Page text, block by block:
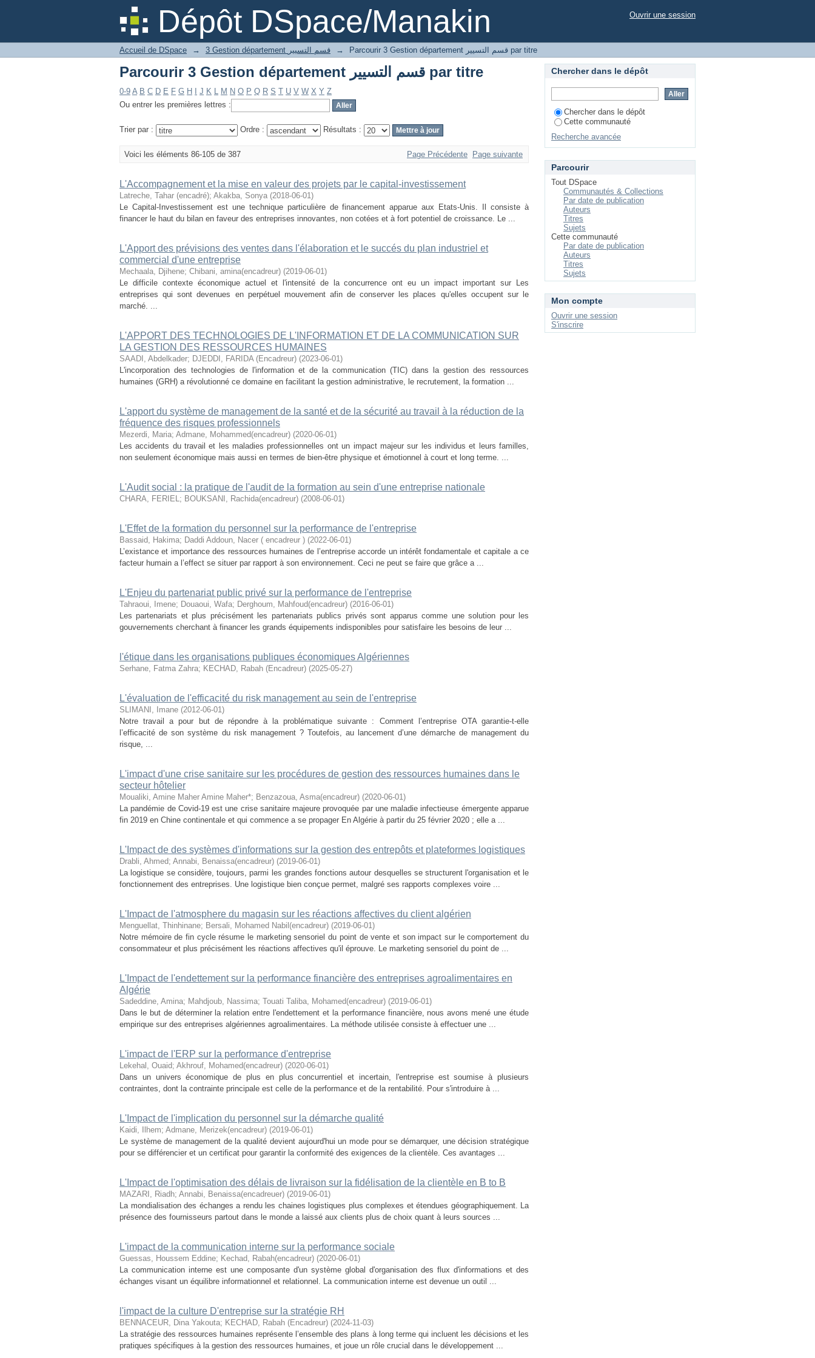
Dépôt DSpace/Manakin
Parcourir 3 Gestion département قسم التسيير par titre Ouvrir une session
Accueil de DSpace → 3 Gestion département قسم التسيير → Parcourir 3 Gestion département قسم التسيير par titre
Parcourir 3 Gestion département قسم التسيير par titre
0-9 A B C D E F G H J K L M N O P Q R S T U V W X Y Z
Ou entrer les premières lettres :
Trier par : Ordre : Résultats :
Voici les éléments 86-105 de 387 Page Précédente Page suivante
L'Accompagnement et la mise en valeur des projets par le capital-investissement
Latreche, Tahar (encadré); Akakba, Sonya (2018-06-01)
Le Capital-Investissement est une technique particulière de financement apparue aux Etats-Unis. Il consiste à
financer le haut du bilan en faveur des entreprises innovantes, non cotées et à fort potentiel de croissance. Le ...
L'Apport des prévisions des ventes dans l'élaboration et le succés du plan industriel et
commercial d'une entreprise
Mechaala, Djihene; Chibani, amina(encadreur) (2019-06-01)
Le difficile contexte économique actuel et l'intensité de la concurrence ont eu un impact important sur Les
entreprises qui sont devenues en perpétuel mouvement afin de conserver les places qu'elles occupent sur le
marché. ...
L'APPORT DES TECHNOLOGIES DE L'INFORMATION ET DE LA COMMUNICATION SUR
LA GESTION DES RESSOURCES HUMAINES
SAADI, Abdelkader; DJEDDI, FARIDA (Encadreur) (2023-06-01)
L'incorporation des technologies de l'information et de la communication (TIC) dans la gestion des ressources
humaines (GRH) a révolutionné ce domaine en facilitant la gestion administrative, le recrutement, la formation ...
L'apport du système de management de la santé et de la sécurité au travail à la réduction de la
fréquence des risques professionnels
Mezerdi, Maria; Admane, Mohammed(encadreur) (2020-06-01)
Les accidents du travail et les maladies professionnelles ont un impact majeur sur les individus et leurs familles,
non seulement économique mais aussi en termes de bien-être physique et émotionnel à court et long terme. ...
L'Audit social : la pratique de l'audit de la formation au sein d'une entreprise nationale
CHARA, FERIEL; BOUKSANI, Rachida(encadreur) (2008-06-01)
L'Effet de la formation du personnel sur la performance de l'entreprise
Bassaid, Hakima; Daddi Addoun, Nacer ( encadreur ) (2022-06-01)
L’existance et importance des ressources humaines de l’entreprise accorde un intérêt fondamentale et capitale a ce
facteur humain a l’effect se situer par rapport à son environnement. Ceci ne peut se faire que grâce a ...
L'Enjeu du partenariat public privé sur la performance de l'entreprise
Tahraoui, Imene; Douaoui, Wafa; Derghoum, Mahfoud(encadreur) (2016-06-01)
Les partenariats et plus précisément les partenariats publics privés sont apparus comme une solution pour les
gouvernements cherchant à financer les grands équipements indisponibles pour satisfaire les besoins de leur ...
l'étique dans les organisations publiques économiques Algériennes
Serhane, Fatma Zahra; KECHAD, Rabah (Encadreur) (2025-05-27)
L'évaluation de l'efficacité du risk management au sein de l'entreprise
SLIMANI, Imane (2012-06-01)
Notre travail a pour but de répondre à la problématique suivante : Comment l’entreprise OTA garantie-t-elle
l’efficacité de son système du risk management ? Toutefois, au lancement d’une démarche de management du
risque, ...
L'impact d'une crise sanitaire sur les procédures de gestion des ressources humaines dans le
secteur hôtelier
Moualiki, Amine Maher Amine Maher*; Benzazoua, Asma(encadreur) (2020-06-01)
La pandémie de Covid-19 est une crise sanitaire majeure provoquée par une maladie infectieuse émergente apparue
fin 2019 en Chine continentale et qui commence a se propager En Algérie à partir du 25 février 2020 ; elle a ...
L'Impact de des systèmes d'informations sur la gestion des entrepôts et plateformes logistiques
Drabli, Ahmed; Annabi, Benaissa(encadreur) (2019-06-01)
La logistique se considère, toujours, parmi les grandes fonctions autour desquelles se structurent l'organisation et le
fonctionnement des entreprises. Une logistique bien conçue permet, malgré ses rapports complexes voire ...
L'Impact de l'atmosphere du magasin sur les réactions affectives du client algérien
Menguellat, Thinhinane; Bersali, Mohamed Nabil(encadreur) (2019-06-01)
Notre mémoire de fin cycle résume le marketing sensoriel du point de vente et son impact sur le comportement du
consommateur et plus précisément les réactions affectives qu'il éprouve. Le marketing sensoriel du point de ...
L'Impact de l'endettement sur la performance financière des entreprises agroalimentaires en
Algérie
Sadeddine, Amina; Mahdjoub, Nassima; Touati Taliba, Mohamed(encadreur) (2019-06-01)
Dans le but de déterminer la relation entre l'endettement et la performance financière, nous avons mené une étude
empirique sur des entreprises algériennes agroalimentaires. La méthode utilisée consiste à effectuer une ...
L'impact de l'ERP sur la performance d'entreprise
Lekehal, Ouaid; Akhrouf, Mohamed(encadreur) (2020-06-01)
Dans un univers économique de plus en plus concurrentiel et incertain, l'entreprise est soumise à plusieurs
contraintes, dont la contrainte principale est celle de la performance et de la rentabilité. Pour s'introduire à ...
L'Impact de l'implication du personnel sur la démarche qualité
Kaidi, Ilhem; Admane, Merizek(encadreur) (2019-06-01)
Le système de management de la qualité devient aujourd'hui un mode pour se démarquer, une décision stratégique
pour se différencier et un certificat pour garantir la conformité des exigences de la clientèle. Ces avantages ...
L'Impact de l'optimisation des délais de livraison sur la fidélisation de la clientèle en B to B
MAZARI, Riadh; Annabi, Benaissa(encadreuer) (2019-06-01)
La mondialisation des échanges a rendu les chaines logistiques plus complexes et étendues géographiquement. La
présence des fournisseurs partout dans le monde a laissé aux clients plus de choix quant à leurs sources ...
L'impact de la communication interne sur la performance sociale
Guessas, Houssem Eddine; Kechad, Rabah(encadreur) (2020-06-01)
La communication interne est une composante d'un système global d'organisation des flux d'informations et des
échanges visant un équilibre informationnel et relationnel. La communication interne est devenue un outil ...
l'impact de la culture D'entreprise sur la stratégie RH
BENNACEUR, Dina Yakouta; KECHAD, Rabah (Encadreur) (2024-11-03)
La stratégie des ressources humaines représente l’ensemble des plans à long terme qui incluent les décisions et les
pratiques spécifiques à la gestion des ressources humaines, et joue un rôle crucial dans le développement ...
Chercher dans le dépôt
Chercher dans le dépôt
Cette communauté
Recherche avancée
Parcourir
Tout DSpace
Communautés & Collections
Par date de publication
Auteurs
Titres
Sujets
Cette communauté
Par date de publication
Auteurs
Titres
Sujets
Mon compte
Ouvrir une session
S'inscrire